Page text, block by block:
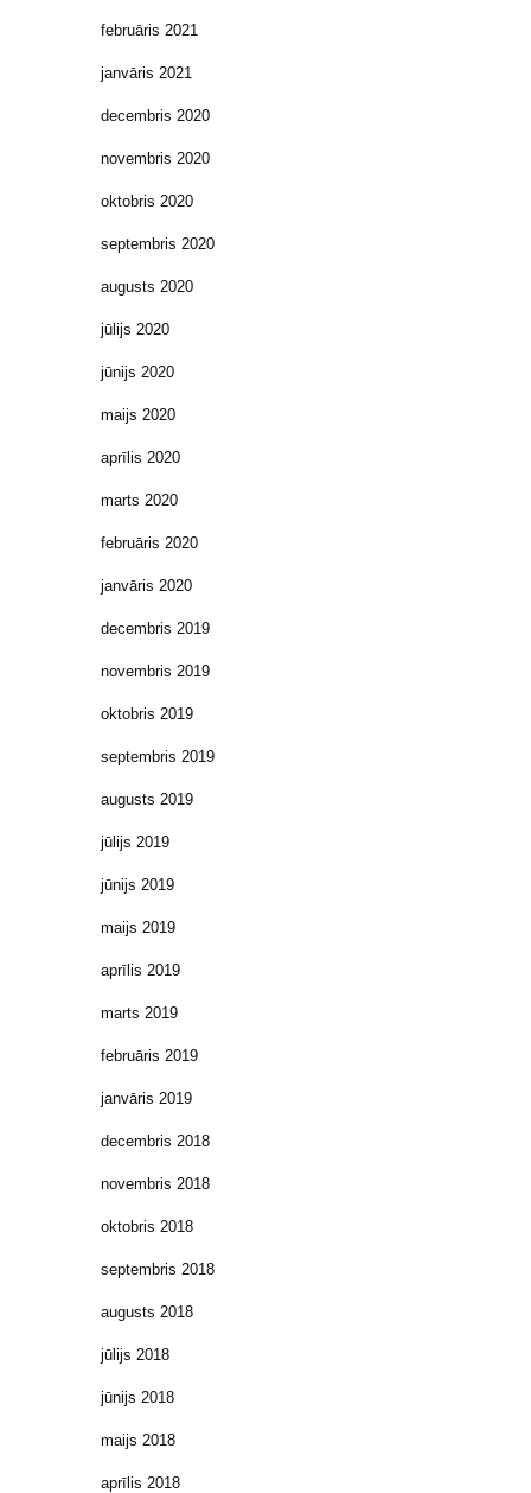
februāris 2021
janvāris 2021
decembris 2020
novembris 2020
oktobris 2020
septembris 2020
augusts 2020
jūlijs 2020
jūnijs 2020
maijs 2020
aprīlis 2020
marts 2020
februāris 2020
janvāris 2020
decembris 2019
novembris 2019
oktobris 2019
septembris 2019
augusts 2019
jūlijs 2019
jūnijs 2019
maijs 2019
aprīlis 2019
marts 2019
februāris 2019
janvāris 2019
decembris 2018
novembris 2018
oktobris 2018
septembris 2018
augusts 2018
jūlijs 2018
jūnijs 2018
maijs 2018
aprīlis 2018